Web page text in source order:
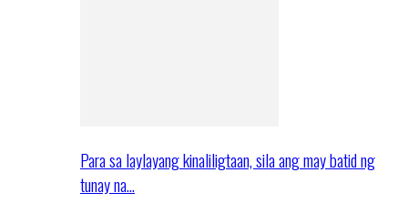
Para sa laylayang kinaliligtaan, sila ang may batid ng
tunay na…